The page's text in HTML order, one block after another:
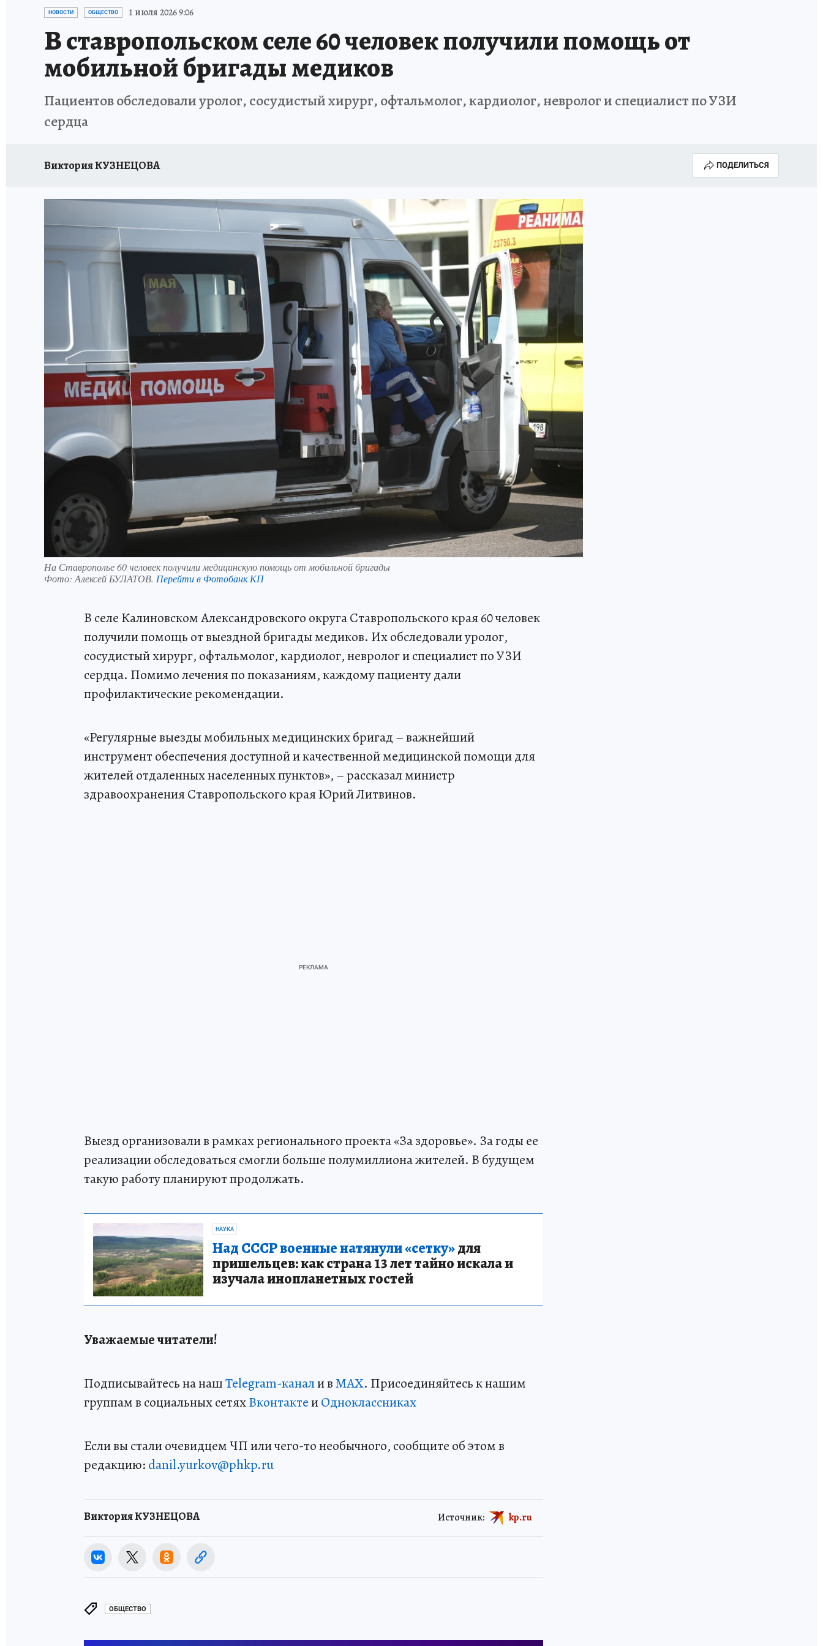
ПРОИСШЕСТВИЯ АФИША
НОВОСТИ ОБЩЕСТВО 1 июля 2026 9:06
В ставропольском селе 60 человек получили помощь от
мобильной бригады медиков
Пациентов обследовали уролог, сосудистый хирург, офтальмолог, кардиолог, невролог и специалист по УЗИ
сердца
Виктория КУЗНЕЦОВА ПОДЕЛИТЬСЯ
На Ставрополье 60 человек получили медицинскую помощь от мобильной бригады
Фото: Алексей БУЛАТОВ. Перейти в Фотобанк КП
В селе Калиновском Александровского округа Ставропольского края 60 человек
получили помощь от выездной бригады медиков. Их обследовали уролог,
сосудистый хирург, офтальмолог, кардиолог, невролог и специалист по УЗИ
сердца. Помимо лечения по показаниям, каждому пациенту дали
профилактические рекомендации.
«Регулярные выезды мобильных медицинских бригад – важнейший
инструмент обеспечения доступной и качественной медицинской помощи для
жителей отдаленных населенных пунктов», – рассказал министр
здравоохранения Ставропольского края Юрий Литвинов.
Выезд организовали в рамках регионального проекта «За здоровье». За годы ее
реализации обследоваться смогли больше полумиллиона жителей. В будущем
такую работу планируют продолжать.
НАУКА
Над СССР военные натянули «сетку»для
пришельцев: как страна 13 лет тайно искала и
изучала инопланетных гостей
Уважаемые читатели!
Подписывайтесь на нашTelegram-канали вMAX. Присоединяйтесь к нашим
группам в социальных сетяхВконтактеиОдноклассниках
Если вы стали очевидцем ЧП или чего-то необычного, сообщите об этом в
редакцию: danil.yurkov@phkp.ru
Виктория КУЗНЕЦОВА Источник: kp.ru
ОБЩЕСТВО